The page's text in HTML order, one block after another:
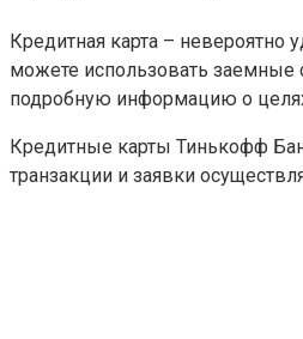
Кредитная карта –
можете использовать заемные
подробную информацию о
Кредитные карты Тинькофф
транзакции и заявки